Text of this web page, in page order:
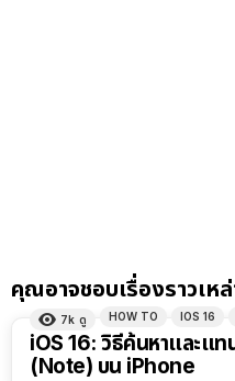
คุณอาจชอบเรื่องราวเห
7k ดู HOW TO IOS 16
iOS 16: วิธีค้นหาและแ
(Note) บน iPhone